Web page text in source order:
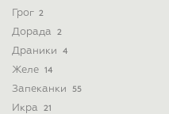
Грог 2
Дорада 2
Драники 4
Желе 14
Запеканки 55
Икра 21